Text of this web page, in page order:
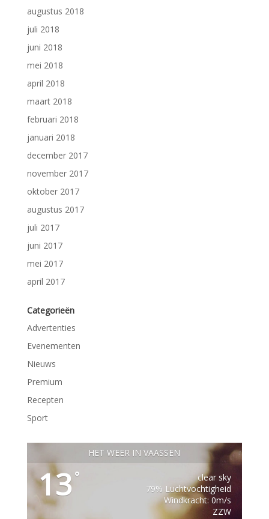
augustus 2018
juli 2018
juni 2018
mei 2018
april 2018
maart 2018
februari 2018
januari 2018
december 2017
november 2017
oktober 2017
augustus 2017
juli 2017
juni 2017
mei 2017
april 2017
Categorieën
Advertenties
Evenementen
Nieuws
Premium
Recepten
Sport
HET WEER IN VAASSEN
13 °
clear sky
79% Luchtvochtigheid
Windkracht: 0m/s
ZZW